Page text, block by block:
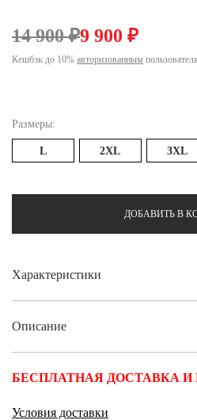
14 900 ₽9 900 ₽
Кешбэк до 10% авторизованным
Размеры:
L 2XL 3XL
ДОБАВИТЬ В
Характеристики
Описание
БЕСПЛАТНАЯ ДОСТАВКА И
Условия доставки